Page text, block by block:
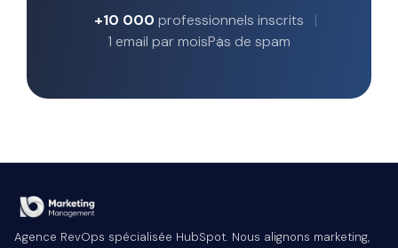
+10 000 professionnels inscrits
1 email par moisPas de spam
Agence RevOps spécialisée HubSpot. Nous alignons marketing,